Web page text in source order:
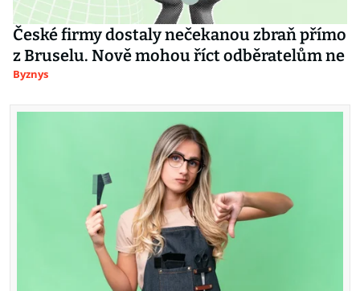
České firmy dostaly nečekanou zbraň přímo
z Bruselu. Nově mohou říct odběratelům ne
Byznys